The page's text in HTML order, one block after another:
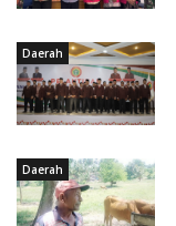
Daerah
Daerah